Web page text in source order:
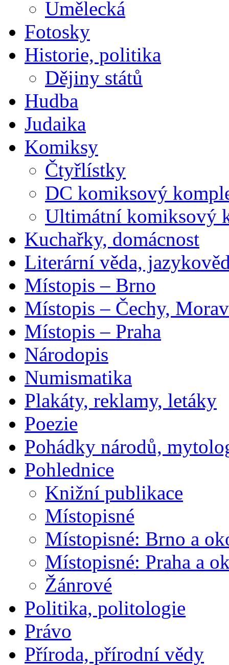
Umělecká
Fotosky
Historie, politika
Dějiny států
Hudba
Judaika
Komiksy
Čtyřlístky
DC komiksový
Ultimátní komiksový
Kuchařky, domácnost
Literární věda,
Místopis – Brno
Místopis – Čechy,
Místopis – Praha
Národopis
Numismatika
Plakáty, reklamy, letáky
Poezie
Pohádky národů,
Pohlednice
Knižní publikace
Místopisné
Místopisné: Brno a
Místopisné: Praha a
Žánrové
Politika, politologie
Právo
Příroda, přírodní vědy